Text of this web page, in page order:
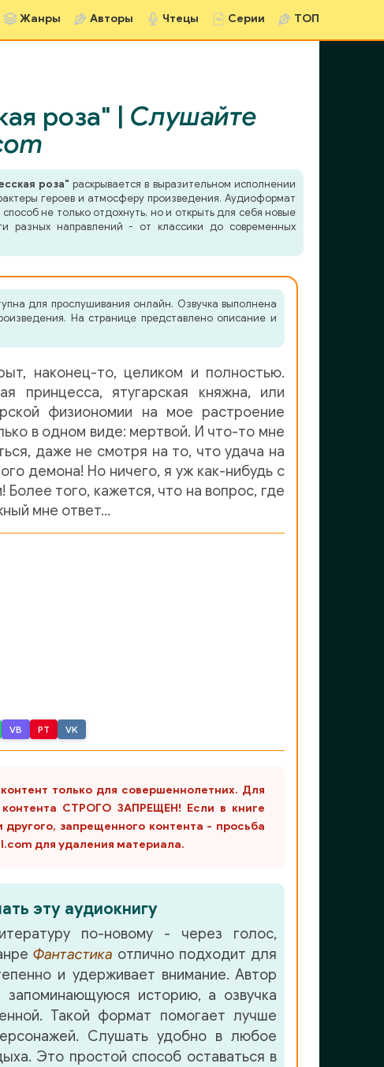
Жанры Авторы Чтецы Серии ТОП
роза" | Слушайте
роза" раскрывается в выразительном исполнении
героев и атмосферу произведения. Аудиоформат
не только отдохнуть, но и открыть для себя новые
разных направлений - от классики до современных
для прослушивания онлайн. Озвучка выполнена
На странице представлено описание и
наконец-то, целиком и полностью.
принцесса, ятугарская княжна, или
физиономии на мое растроение
в одном виде: мертвой. И что-то мне
даже не смотря на то, что удача на
демона! Но ничего, я уж как-нибудь с
того, кажется, что на вопрос, где
мне ответ…
VB PT VK
только для совершеннолетних. Для
СТРОГО ЗАПРЕЩЕН! Если в книге
запрещенного контента - просьба
для удаления материала.
эту аудиокнигу
по-новому - через голос,
Фантастика отлично подходит для
и удерживает внимание. Автор
историю, а озвучка
Такой формат помогает лучше
Слушать удобно в любое
Это простой способ оставаться в